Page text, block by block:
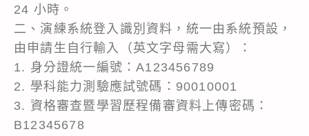
24 小時。
二、演練系統登入識別資料，統一由系統預設，
由申請生自行輸入（英文字母需大寫）：
1. 身分證統一編號：A123456789
2. 學科能力測驗應試號碼：90010001
3. 資格審查暨學習歷程備審資料上傳密碼：
B12345678